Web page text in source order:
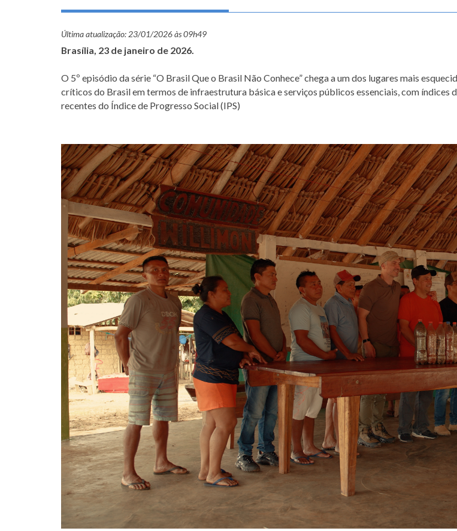
Última atualização: 23/01/2026 às 09h49
Brasília, 23 de janeiro de 2026.
O 5º episódio da série “O Brasil Que o Brasil Não Conhece” chega a um dos lugares mais
críticos do Brasil em termos de infraestrutura básica e serviços públicos essenciais, com índices
recentes do Índice de Progresso Social (IPS)